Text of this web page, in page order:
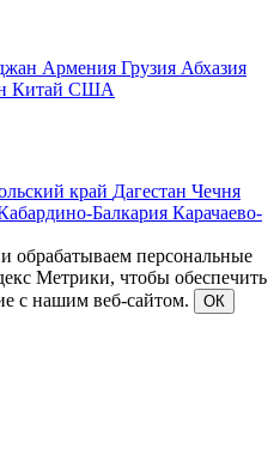
Армения Грузия Абхазия
Китай США
край Дагестан Чечня
Балкария Карачаево-
персональные
Метрики, чтобы обеспечить
с нашим веб-сайтом.
ОК